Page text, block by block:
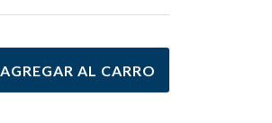
AGREGAR AL CARRO